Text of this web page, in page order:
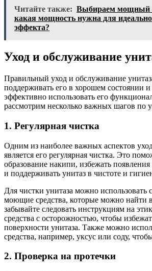
Читайте также: Выбираем мощный
какая мощность нужна для
эффекта?
Уход и обслуживание
Правильный уход и обслуживание
поддерживать его в хорошем состоянии и
эффективно использовать его
рассмотрим несколько важных шагов по
1. Регулярная чистка
Одним из наиболее важных аспектов
является его регулярная чистка. Это
образование накипи, избежать
и поддерживать унитаз в чистоте и
Для чистки унитаза можно использовать
моющие средства, которые можно найти
забывайте следовать инструкциям на
средства с осторожностью, чтобы
поверхности унитаза. Также можно
средства, например, уксус или соду,
2. Проверка на протечки